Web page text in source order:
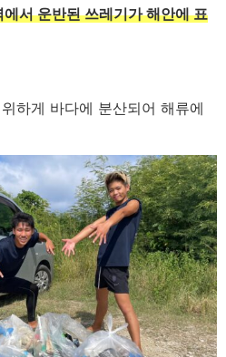
에서 운반된 쓰레기가 해안에 표
하게 바다에 분산되어 해류에